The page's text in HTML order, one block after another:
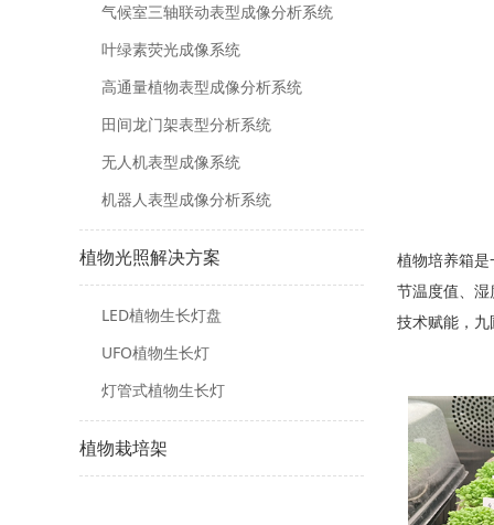
气候室三轴联动表型成像分析系统
叶绿素荧光成像系统
高通量植物表型成像分析系统
田间龙门架表型分析系统
无人机表型成像系统
机器人表型成像分析系统
植物光照解决方案
LED植物生长灯盘
UFO植物生长灯
灯管式植物生长灯
植物栽培架
植物培养箱
节温度值、
技术赋能，